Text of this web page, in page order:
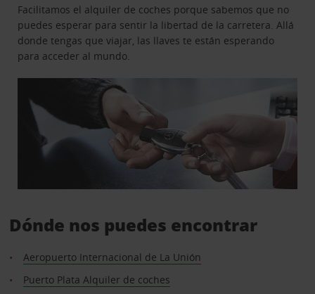
Facilitamos el alquiler de coches porque sabemos que no
puedes esperar para sentir la libertad de la carretera. Allá
donde tengas que viajar, las llaves te están esperando
para acceder al mundo.
Dónde nos puedes encontrar
Aeropuerto Internacional de La Unión
Puerto Plata Alquiler de coches